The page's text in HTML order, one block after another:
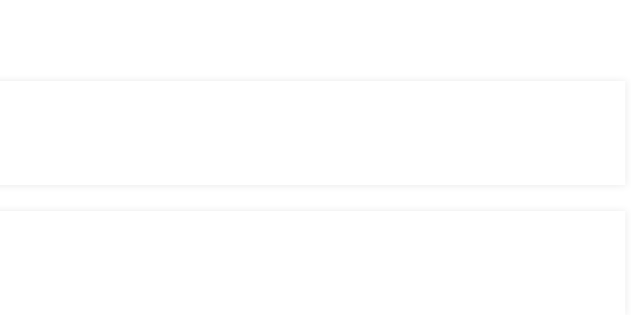
senza complicazioni.
del mercato.
piattaforme e dApp.